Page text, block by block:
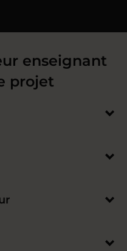
enseignant
projet